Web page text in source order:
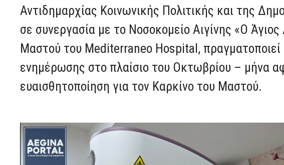
Αντιδημαρχίας Κοινωνικής Πολιτικής και της
σε συνεργασία με το Νοσοκομείο Αιγίνης «Ο Άγιος
Μαστού του Mediterraneo Hospital,
ενημέρωσης στο πλαίσιο του Οκτωβρίου – μήνα
ευαισθητοποίηση για τον Καρκίνο του Μαστού.